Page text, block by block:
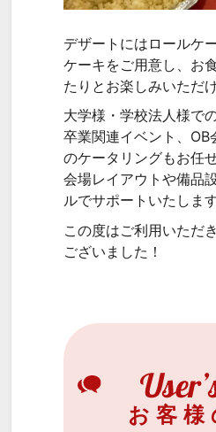
デザートにはロールケ
ケーキをご用意し、お
たりとお楽しみいただ
大学様・学校法人様で
卒業関連イベント、OB
のケータリングもお任
会場レイアウトや備品
ルでサポートいたします
この度はご利用いただ
ございました！
お客様